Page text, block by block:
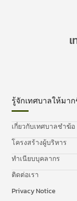
รู้จักเทศบาลให้มา
เกี่ยวกับเทศบาลชำฆ้อ
โครงสร้างผู้บริหาร
ทำเนียบบุคลากร
ติดต่อเรา
Privacy Notice